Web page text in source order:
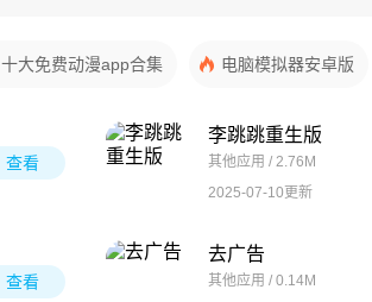
十大免费动漫app合集 电脑模拟器安卓版
查看
李跳跳重生版
其他应用 / 2.76M
2025-07-10更新
查看
去广告
其他应用 / 0.14M